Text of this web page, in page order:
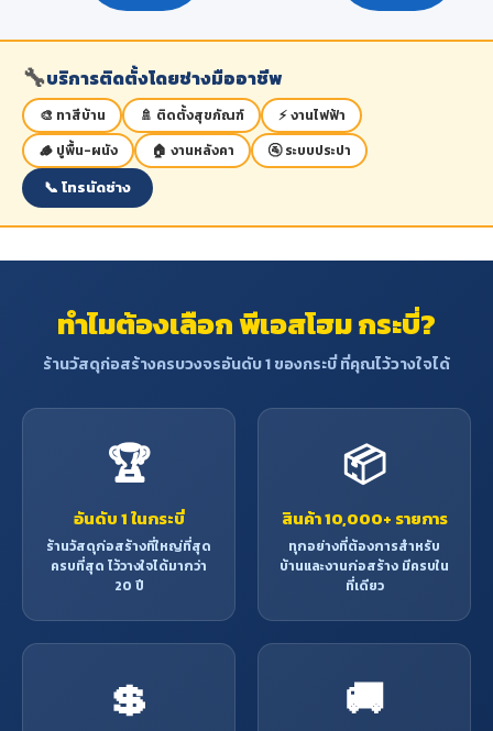
🔧บริการติดตั้งโดยช่างมืออาชีพ
🎨 ทาสีบ้าน 🚿 ติดตั้งสุขภัณฑ์
⚡ งานไฟฟ้า
🪵 ปูพื้น-ผนัง
🏠 งานหลังคา 🚰 ระบบประปา
📞 โทรนัดช่าง
ทำไมต้องเลือก พีเอสโฮม กระบี่?
ร้านวัสดุก่อสร้างครบวงจรอันดับ 1 ของกระบี่ ที่คุณไว้วางใจได้
🏆
อันดับ 1 ในกระบี่
ร้านวัสดุก่อสร้างที่ใหญ่ที่สุด
ครบที่สุด ไว้วางใจได้มากว่า
20 ปี
📦
สินค้า 10,000+ รายการ
ทุกอย่างที่ต้องการสำหรับ
บ้านและงานก่อสร้าง มีครบใน
ที่เดียว
💲 🚚